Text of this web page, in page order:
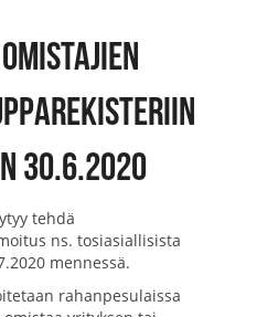
30.6.2020
tehdä
ns. tosiasiallisista
mennessä.
rahanpesulaissa